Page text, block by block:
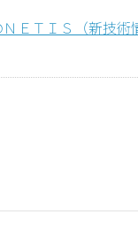
ＥＴＩＳ（新技